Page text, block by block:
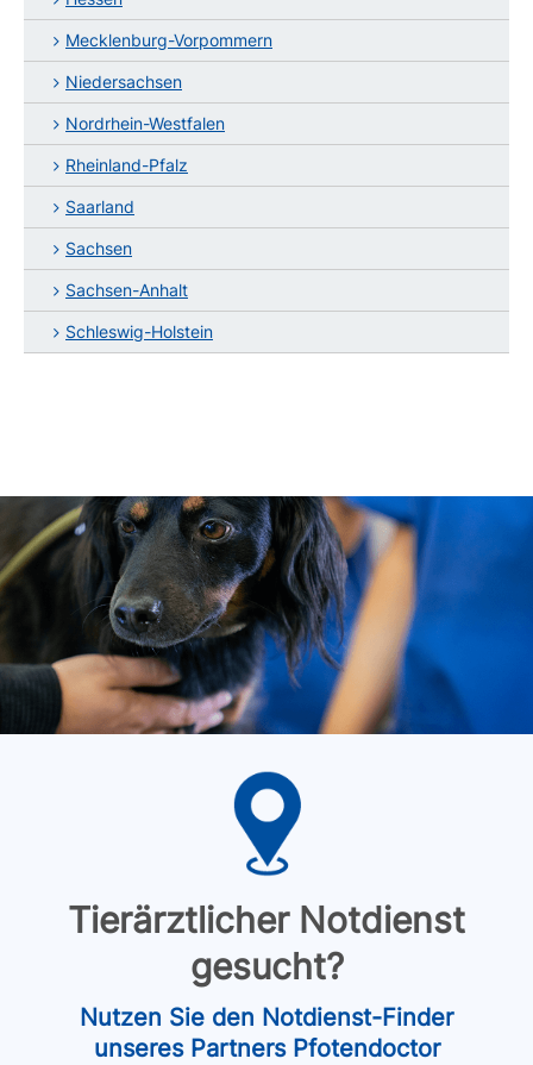
Mecklenburg-Vorpommern
Niedersachsen
Nordrhein-Westfalen
Rheinland-Pfalz
Saarland
Sachsen
Sachsen-Anhalt
Schleswig-Holstein
Tierärztlicher Notdienst
gesucht?
Nutzen Sie den Notdienst-Finder
unseres Partners Pfotendoctor